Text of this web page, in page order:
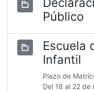
Público
Escuela
Infantil
Plazo de
Del 18 al 22